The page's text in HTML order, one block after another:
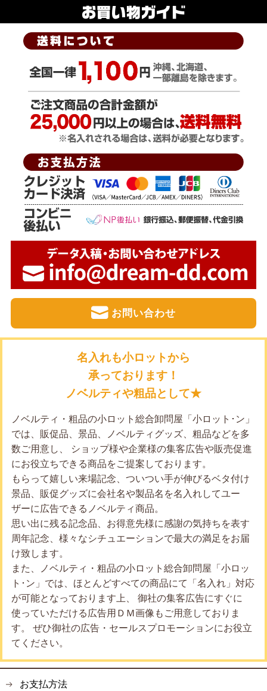
お問い合わせ
名入れも小ロットから
承っております！
ノベルティや粗品として★
ノベルティ・粗品の小ロット総合卸問屋「小ロット･ン」
では、販促品、景品、ノベルティグッズ、粗品などを多
数ご用意し、 ショップ様や企業様の集客広告や販売促進
にお役立ちできる商品をご提案しております。
もらって嬉しい来場記念、ついつい手が伸びるベタ付け
景品、販促グッズに会社名や製品名を名入れしてユー
ザーに広告できるノベルティ商品。
思い出に残る記念品、お得意先様に感謝の気持ちを表す
周年記念、様々なシチュエーションで最大の満足をお届
け致します。
また、ノベルティ・粗品の小ロット総合卸問屋「小ロッ
ト･ン」では、ほとんどすべての商品にて「名入れ」対応
が可能となっております上、 御社の集客広告にすぐに
使っていただける広告用ＤＭ画像もご用意しておりま
す。 ぜひ御社の広告・セールスプロモーションにお役立
てください。
お支払方法